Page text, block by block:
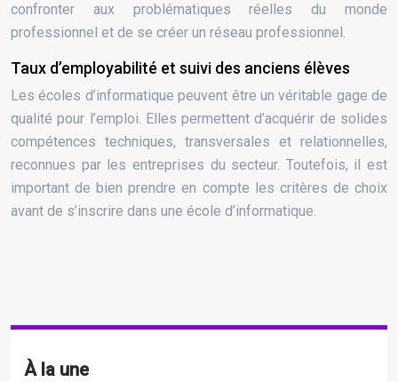
confronter aux problématiques réelles du monde
professionnel et de se créer un réseau professionnel.
Taux d’employabilité et suivi des anciens élèves
Les écoles d’informatique peuvent être un véritable gage de
qualité pour l’emploi. Elles permettent d’acquérir de solides
compétences techniques, transversales et relationnelles,
reconnues par les entreprises du secteur. Toutefois, il est
important de bien prendre en compte les critères de choix
avant de s’inscrire dans une école d’informatique.
À la une